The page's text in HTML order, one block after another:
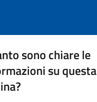
sono chiare le
su questa